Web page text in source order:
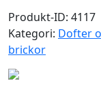
Produkt-ID: 4117
Kategori: Dofter
brickor